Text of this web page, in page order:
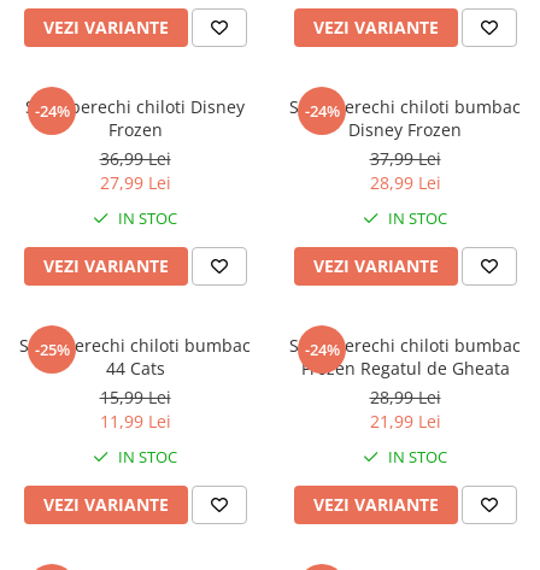
VEZI VARIANTE VEZI VARIANTE
-24%
Set 3 perechi chiloti Disney
Frozen
36,99 Lei
27,99 Lei
IN STOC
VEZI VARIANTE
-24%
Set 3 perechi chiloti bumbac
Disney Frozen
37,99 Lei
28,99 Lei
IN STOC
VEZI VARIANTE
-25%
Set 3 perechi chiloti bumbac
44 Cats
15,99 Lei
11,99 Lei
IN STOC
VEZI VARIANTE
-24%
Set 3 perechi chiloti bumbac
Frozen Regatul de Gheata
28,99 Lei
21,99 Lei
IN STOC
VEZI VARIANTE